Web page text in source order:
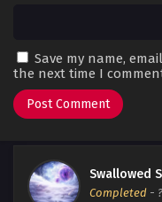
Save my name,
the next time I
Swallowed
Completed - ?